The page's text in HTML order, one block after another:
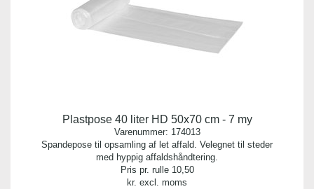
Plastpose 40 liter HD 50x70 cm - 7 my
Varenummer: 174013
Spandepose til opsamling af let affald. Velegnet til steder
med hyppig affaldshåndtering.
Pris pr. rulle 10,50
kr. excl. moms